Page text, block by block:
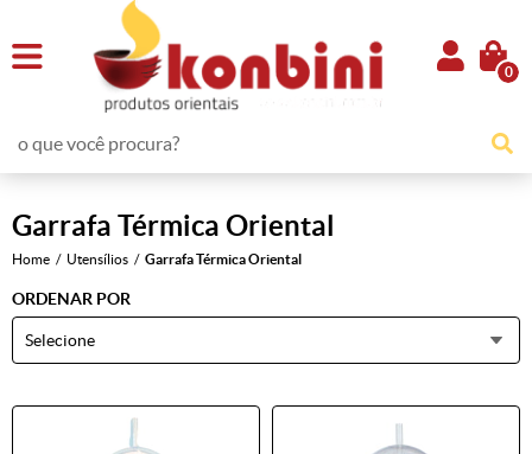
0
Garrafa Térmica Oriental
Home Utensílios Garrafa Térmica Oriental
ORDENAR POR
Selecione